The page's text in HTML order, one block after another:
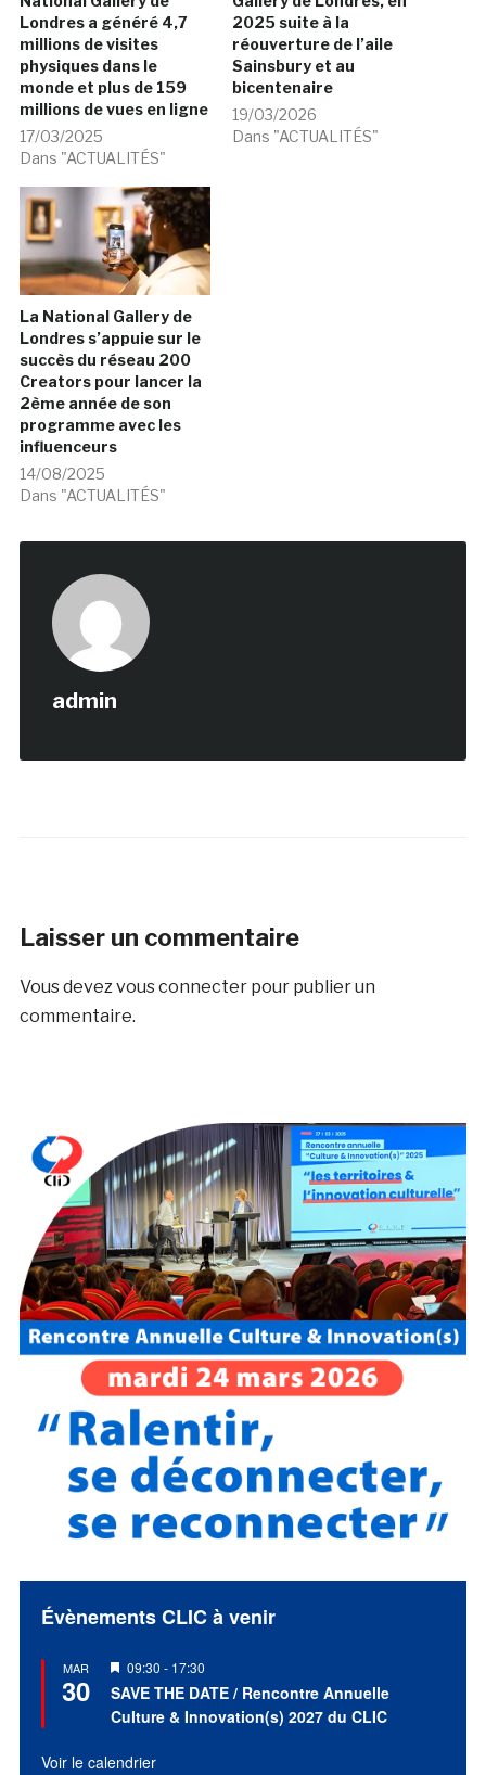
Londres a généré 4,7
millions de visites
physiques dans le
monde et plus de 159
millions de vues en ligne
17/03/2025
Dans "ACTUALITÉS"
2025 suite à la
réouverture de l’aile
Sainsbury et au
bicentenaire
19/03/2026
Dans "ACTUALITÉS"
La National Gallery de
Londres s’appuie sur le
succès du réseau 200
Creators pour lancer la
2ème année de son
programme avec les
influenceurs
14/08/2025
Dans "ACTUALITÉS"
admin
Laisser un commentaire
Vous devezvous connecterpour publier un
commentaire.
Évènements CLIC à venir
MAR
30
Mis
en
avant
09:30 - 17:30
SAVE THE DATE / Rencontre Annuelle
Culture & Innovation(s) 2027 du CLIC
Voir le calendrier